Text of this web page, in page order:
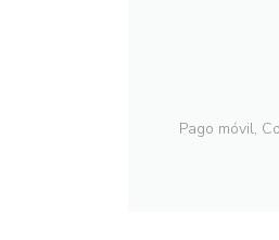
Pago móvil,